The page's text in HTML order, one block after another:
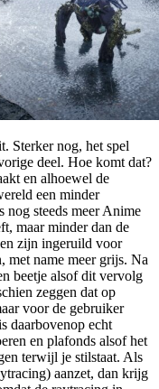
Sterker nog, het spel
deel. Hoe komt dat?
en alhoewel de
een minder
steeds meer Anime
maar minder dan de
zijn ingeruild voor
met name meer grijs. Na
beetje alsof dit vervolg
zeggen dat op
voor de gebruiker
daarbovenop echt
en plafonds alsof het
terwijl je stilstaat. Als
aanzet, dan krijg